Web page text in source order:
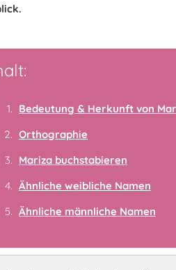
Bedeutung & Herkunft von
Orthographie
Mariza buchstabieren
Ähnliche weibliche Namen
Ähnliche männliche Namen